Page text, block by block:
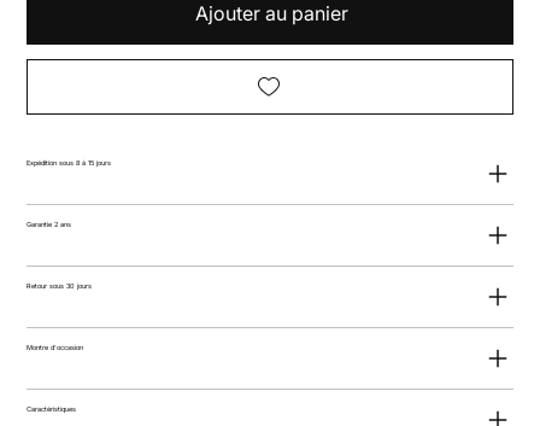
Ajouter au panier
Expédition sous 8 à 15 jours
Garantie 2 ans
Retour sous 30 jours
Montre d'occasion
Caractéristiques